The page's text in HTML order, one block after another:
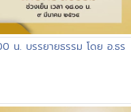
น. บรรยายธรรม โดย อ.ธร